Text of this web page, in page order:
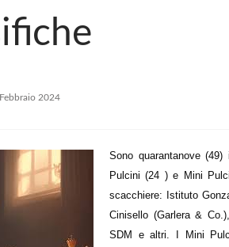
2024
Sono quarantanove
Pulcini (24 ) e Mini
scacchiere: Istituto
Cinisello (Garlera &
SDM e altri. I Mini